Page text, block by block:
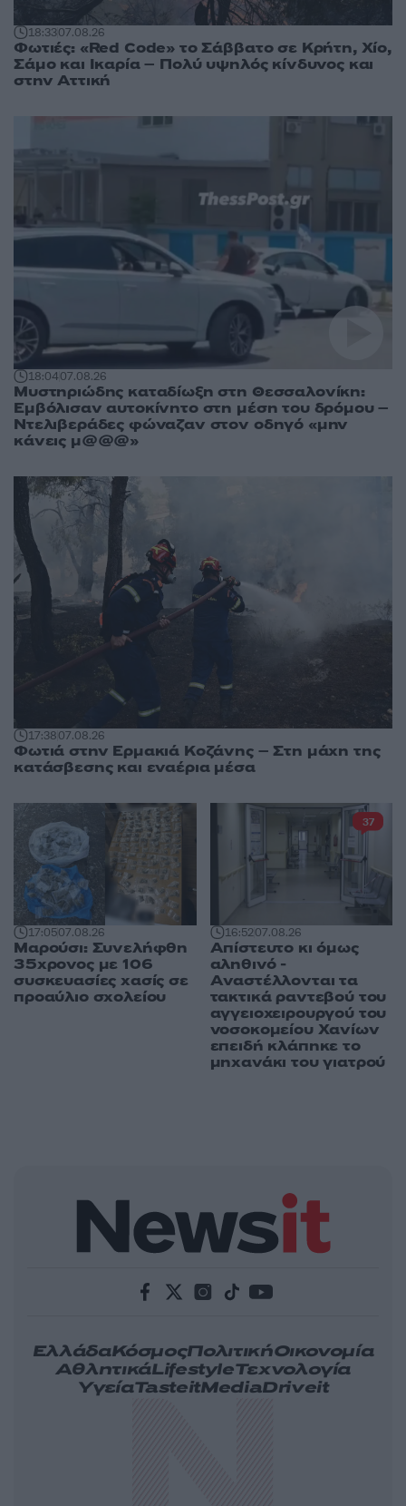
18:3307.08.26
Φωτιές: «Red Code» το Σάββατο σε Κρήτη, Χίο,
Σάμο και Ικαρία – Πολύ υψηλός κίνδυνος και
στην Αττική
18:0407.08.26
Μυστηριώδης καταδίωξη στη Θεσσαλονίκη:
Εμβόλισαν αυτοκίνητο στη μέση του δρόμου –
Ντελιβεράδες φώναζαν στον οδηγό «μην
κάνεις μ@@@»
17:3807.08.26
Φωτιά στην Ερμακιά Κοζάνης – Στη μάχη της
κατάσβεσης και εναέρια μέσα
17:0507.08.26
Μαρούσι: Συνελήφθη
35χρονος με 106
συσκευασίες χασίς σε
προαύλιο σχολείου
16:5207.08.26
Απίστευτο κι όμως
αληθινό -
Aναστέλλονται τα
τακτικά ραντεβού του
αγγειοχειρουργού του
νοσοκομείου Χανίων
επειδή κλάπηκε το
μηχανάκι του γιατρού
37
ΕλλάδαΚόσμοςΠολιτικήΟικονομία
ΑθλητικάLifestyleΤεχνολογία
ΥγείαTasteitMediaDriveit